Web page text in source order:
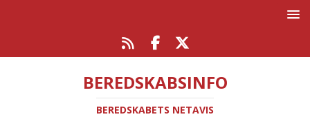
BEREDSKABSINFO
BEREDSKABETS NETAVIS